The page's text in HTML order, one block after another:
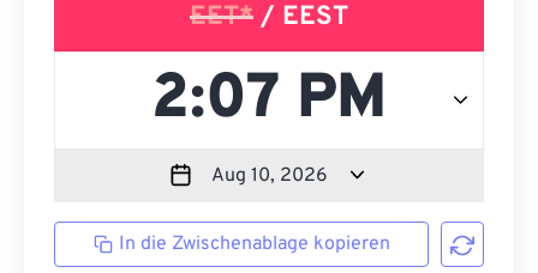
EET* / EEST
In die Zwischenablage kopieren